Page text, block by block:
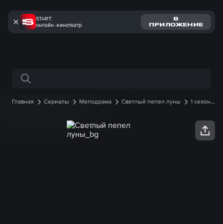
START:
онлайн -кинотеатр
В
ПРИЛОЖЕНИЕ
Поиск по сайту
Главная Сериалы Мелодрама Светлый пепел луны
1 сезон